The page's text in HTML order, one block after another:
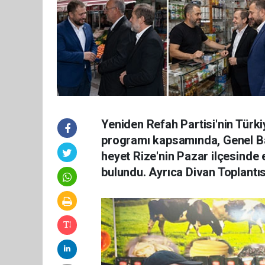
Yeniden Refah Partisi'nin
programı kapsamında, Genel
heyet Rize'nin Pazar ilçesinde
bulundu. Ayrıca Divan